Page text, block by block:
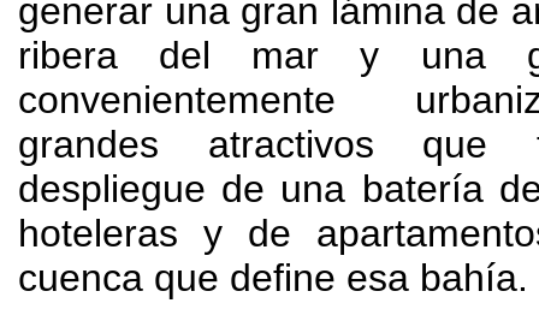
generar una gran lámina de
ribera del mar y una
convenientemente
grandes atractivos que
despliegue de una batería
hoteleras y de
cuenca que define esa bahía.